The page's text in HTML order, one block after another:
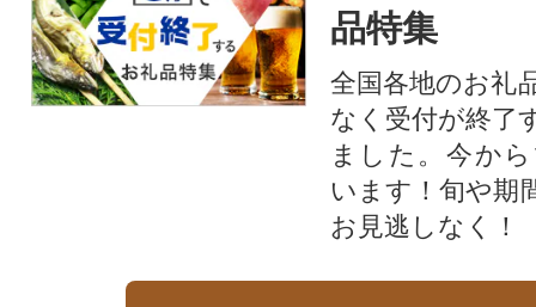
品特集
全国各地のお礼
なく受付が終了
ました。今か
います！旬や期
お見逃しなく！